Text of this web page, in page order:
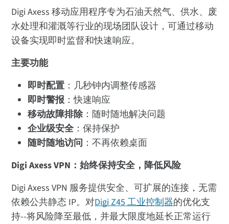
Digi Axess 移动应用程序专为石油天然气、供水、废
水处理和灌溉等行业的现场团队设计，可通过移动
设备实现即时监督和快速响应。
主要功能
即时配置 ：几秒钟内调整传感器
即时警报：快速响应
移动故障排除：随时随地解决问题
企业级安全：保持保护
随时随地访问 ：不再依赖桌面
Digi Axess VPN：始终保持安全，降低风险
Digi Axess VPN 服务提供安全、可扩展的连接，无需
依赖公共静态 IP。对Digi Z45 工业控制器的优化支
持--将风险降至最低，并最大限度地延长正常运行